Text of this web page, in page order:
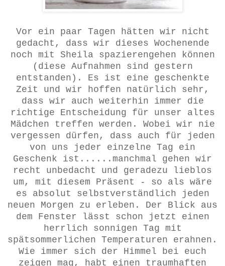
Vor ein paar Tagen hätten wir nicht
gedacht, dass wir dieses Wochenende
noch mit Sheila spazierengehen können
(diese Aufnahmen sind gestern
entstanden). Es ist eine geschenkte
Zeit und wir hoffen natürlich sehr,
dass wir auch weiterhin immer die
richtige Entscheidung für unser altes
Mädchen treffen werden. Wobei wir nie
vergessen dürfen, dass auch für jeden
von uns jeder einzelne Tag ein
Geschenk ist......manchmal gehen wir
recht unbedacht und geradezu lieblos
um, mit diesem Präsent - so als wäre
es absolut selbstverständlich jeden
neuen Morgen zu erleben. Der Blick aus
dem Fenster lässt schon jetzt einen
herrlich sonnigen Tag mit
spätsommerlichen Temperaturen erahnen.
Wie immer sich der Himmel bei euch
zeigen mag, habt einen traumhaften